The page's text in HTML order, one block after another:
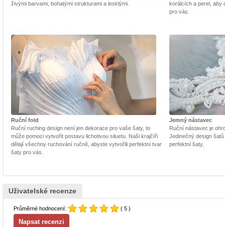
živými barvami, bohatými strukturami a lesklými.
korálcích a perel, aby
pro vás.
Ruční fold
Ruční ruching design není jen dekorace pro vaše šaty, to
může pomoci vytvořit postavu lichotivou siluetu. Naši krajčíři
dělají všechny ruchování ručně, abyste vytvořili perfektní tvar
šaty pro vás.
Jemný nástavec
Ruční nástavec je
Jedinečný design
perfektní šaty.
Uživatelské recenze
Průměrné hodnocení: ( 5 )